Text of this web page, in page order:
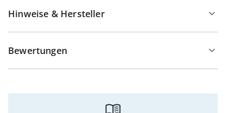
Hinweise & Hersteller
Bewertungen